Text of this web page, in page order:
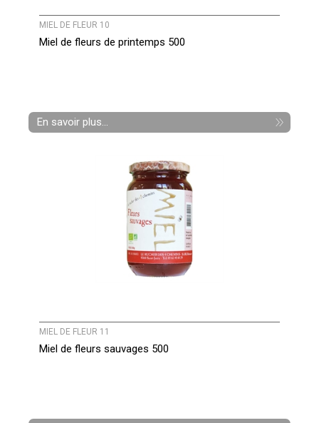
MIEL DE FLEUR 10
Miel de fleurs de printemps 500
En savoir plus...
MIEL DE FLEUR 11
Miel de fleurs sauvages 500